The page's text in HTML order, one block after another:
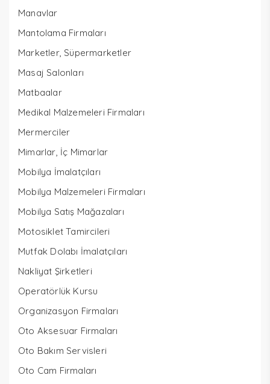
Manavlar
Mantolama Firmaları
Marketler, Süpermarketler
Masaj Salonları
Matbaalar
Medikal Malzemeleri Firmaları
Mermerciler
Mimarlar, İç Mimarlar
Mobilya İmalatçıları
Mobilya Malzemeleri Firmaları
Mobilya Satış Mağazaları
Motosiklet Tamircileri
Mutfak Dolabı İmalatçıları
Nakliyat Şirketleri
Operatörlük Kursu
Organizasyon Firmaları
Oto Aksesuar Firmaları
Oto Bakım Servisleri
Oto Cam Firmaları